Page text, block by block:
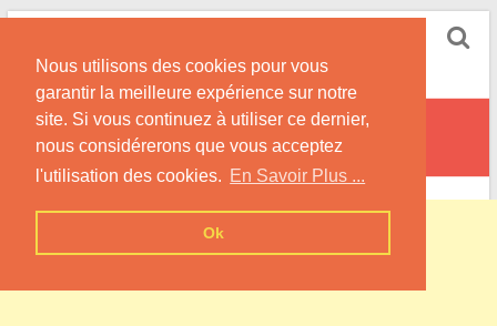
Nous utilisons des cookies pour vous
garantir la meilleure expérience sur notre
site. Si vous continuez à utiliser ce dernier,
nous considérerons que vous acceptez
l'utilisation des cookies. En Savoir Plus ...
Ok
Skip
content
Informations sur les Pompes à Chaleur
Escobecques